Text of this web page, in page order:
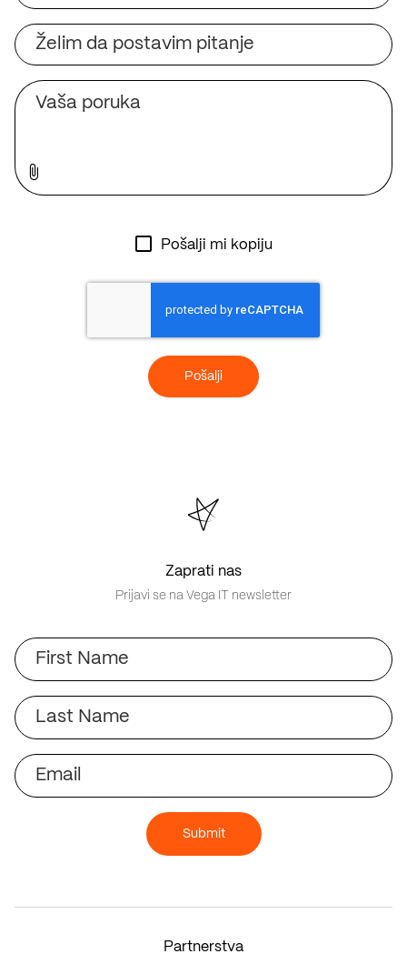
Opis
Pošalji mi kopiju
Pošalji
Zaprati nas
Prijavi se na Vega IT newsletter
First
Name
Last
Name
Email
Submit
Partnerstva